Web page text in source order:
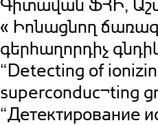
Գիտավան ՖՀԻ,
« Իոնացնող
գերհաղորդիչ
“Detecting of
superconduc¬ting
“Детектирование